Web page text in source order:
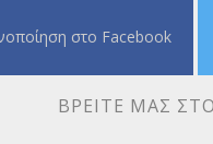
στο Facebook
ΒΡΕΊΤΕ ΜΑΣ ΣΤΟ